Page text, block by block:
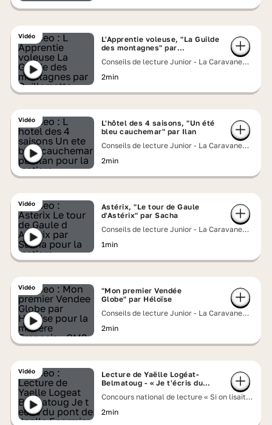
Vidéo
L'Apprentie voleuse, "La Guilde
des montagnes" par
Conseils de lecture Junior - La Caravane
2min
Vidéo
L'hôtel des 4 saisons, "Un été
bleu cauchemar" par Ilan
Conseils de lecture Junior - La Caravane
2min
Vidéo
Astérix, "Le tour de Gaule
d'Astérix" par Sacha
Conseils de lecture Junior - La Caravane
1min
Vidéo
"Mon premier Vendée
Globe" par Héloïse
Conseils de lecture Junior - La Caravane
2min
Vidéo
Lecture de Yaëlle Logéat-
Belmatoug - « Je t'écris du
Concours national de lecture « Si on lisait à
2min